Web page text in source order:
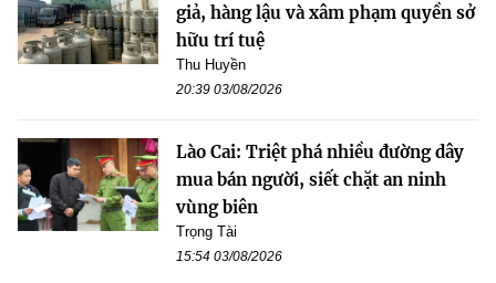
giả, hàng lậu và xâm phạm quyền sở
hữu trí tuệ
Thu Huyền
20:39 03/08/2026
Lào Cai: Triệt phá nhiều đường dây
mua bán người, siết chặt an ninh
vùng biên
Trọng Tài
15:54 03/08/2026